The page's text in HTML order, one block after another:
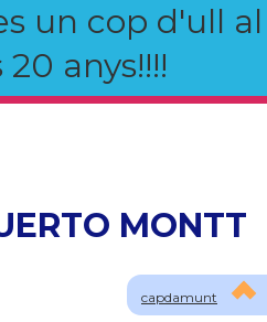
un cop d'ull al
anys!!!!
capdamunt
MONTT